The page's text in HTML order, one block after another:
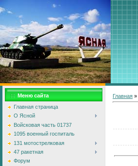
Меню сайта
Главная страница
О Ясной
Войсковая часть 01737
1095 военный госпиталь
131 мотострелковая
47 ракетная
Форум
Главная »